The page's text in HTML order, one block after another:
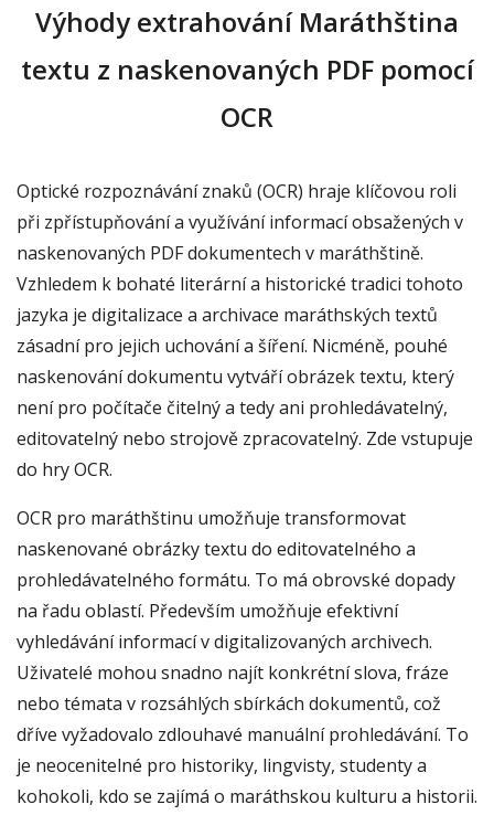
Výhody extrahování Maráthština
textu z naskenovaných PDF pomocí
OCR
Optické rozpoznávání znaků (OCR) hraje klíčovou roli
při zpřístupňování a využívání informací obsažených v
naskenovaných PDF dokumentech v maráthštině.
Vzhledem k bohaté literární a historické tradici tohoto
jazyka je digitalizace a archivace maráthských textů
zásadní pro jejich uchování a šíření. Nicméně, pouhé
naskenování dokumentu vytváří obrázek textu, který
není pro počítače čitelný a tedy ani prohledávatelný,
editovatelný nebo strojově zpracovatelný. Zde vstupuje
do hry OCR.
OCR pro maráthštinu umožňuje transformovat
naskenované obrázky textu do editovatelného a
prohledávatelného formátu. To má obrovské dopady
na řadu oblastí. Především umožňuje efektivní
vyhledávání informací v digitalizovaných archivech.
Uživatelé mohou snadno najít konkrétní slova, fráze
nebo témata v rozsáhlých sbírkách dokumentů, což
dříve vyžadovalo zdlouhavé manuální prohledávání. To
je neocenitelné pro historiky, lingvisty, studenty a
kohokoli, kdo se zajímá o maráthskou kulturu a historii.